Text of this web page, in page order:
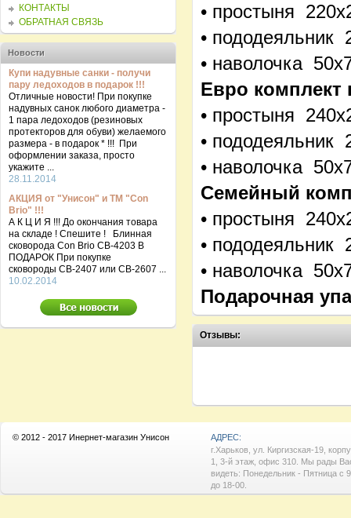
• простыня
•
• наволочка
Евро комплект
• простыня
•
• наволочка
Семейный
• простыня
•
• наволочка
Подарочная
Отзывы:
КОНТАКТЫ
ОБРАТНАЯ СВЯЗЬ
Новости
Купи надувные санки - получи
пару ледоходов в подарок !!!
Отличные новости! При покупке
надувных санок любого диаметра -
1 пара ледоходов (резиновых
протекторов для обуви) желаемого
размера - в подарок * !!! При
оформлении заказа, просто
укажите ...
28.11.2014
АКЦИЯ от "Унисон" и ТМ "Con
Brio" !!!
А К Ц И Я !!! До окончания товара
на складе ! Спешите ! Блинная
сковорода Con Brio CB-4203 В
ПОДАРОК При покупке
сковороды СВ-2407 или СВ-2607 ...
10.02.2014
© 2012 - 2017 Инернет-магазин Унисон
АДРЕС:
г.Харьков, ул. Киргизская-19,
1, 3-й этаж, офис 310. Мы рады
видеть: Понедельник - Пятница с
до 18-00.